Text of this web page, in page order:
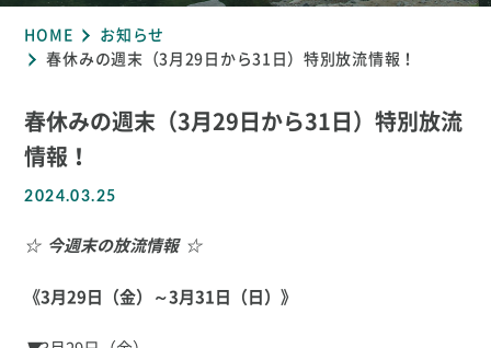
HOME
お知らせ
春休みの週末（3月29日から31日）特別放流情報！
春休みの週末（3月29日から31日）特別放流
情報！
2024.03.25
☆ 今週末の放流情報 ☆
《3月29 日（金）～3月31 日（日）》